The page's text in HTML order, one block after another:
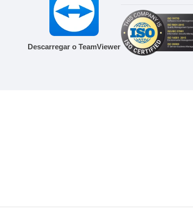
Descarregar o TeamViewer